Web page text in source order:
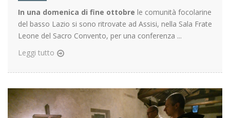
In una domenica di fine ottobre le comunità focolarine
del basso Lazio si sono ritrovate ad Assisi, nella Sala Frate
Leone del Sacro Convento, per una conferenza ...
Leggi tutto